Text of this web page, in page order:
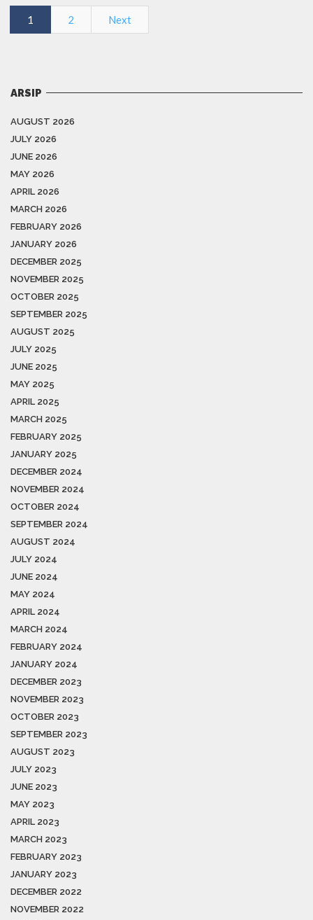
1 2 Next
ARSIP
AUGUST 2026
JULY 2026
JUNE 2026
MAY 2026
APRIL 2026
MARCH 2026
FEBRUARY 2026
JANUARY 2026
DECEMBER 2025
NOVEMBER 2025
OCTOBER 2025
SEPTEMBER 2025
AUGUST 2025
JULY 2025
JUNE 2025
MAY 2025
APRIL 2025
MARCH 2025
FEBRUARY 2025
JANUARY 2025
DECEMBER 2024
NOVEMBER 2024
OCTOBER 2024
SEPTEMBER 2024
AUGUST 2024
JULY 2024
JUNE 2024
MAY 2024
APRIL 2024
MARCH 2024
FEBRUARY 2024
JANUARY 2024
DECEMBER 2023
NOVEMBER 2023
OCTOBER 2023
SEPTEMBER 2023
AUGUST 2023
JULY 2023
JUNE 2023
MAY 2023
APRIL 2023
MARCH 2023
FEBRUARY 2023
JANUARY 2023
DECEMBER 2022
NOVEMBER 2022